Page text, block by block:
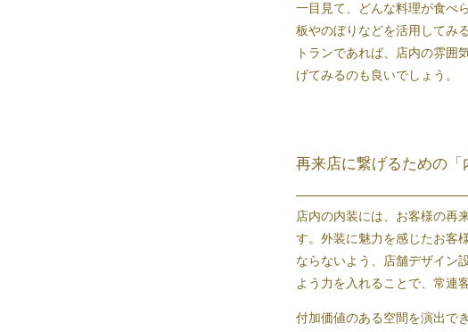
一目見て、どんな料理が食べ
板やのぼりなどを活用してみ
トランであれば、店内の雰囲
げてみるのも良いでしょう。
再来店に繋げるための「
店内の内装には、お客様の再
す。外装に魅力を感じたお客
ならないよう、
店舗デザイン
よう力を入れることで、常連
付加価値のある空間を演出で